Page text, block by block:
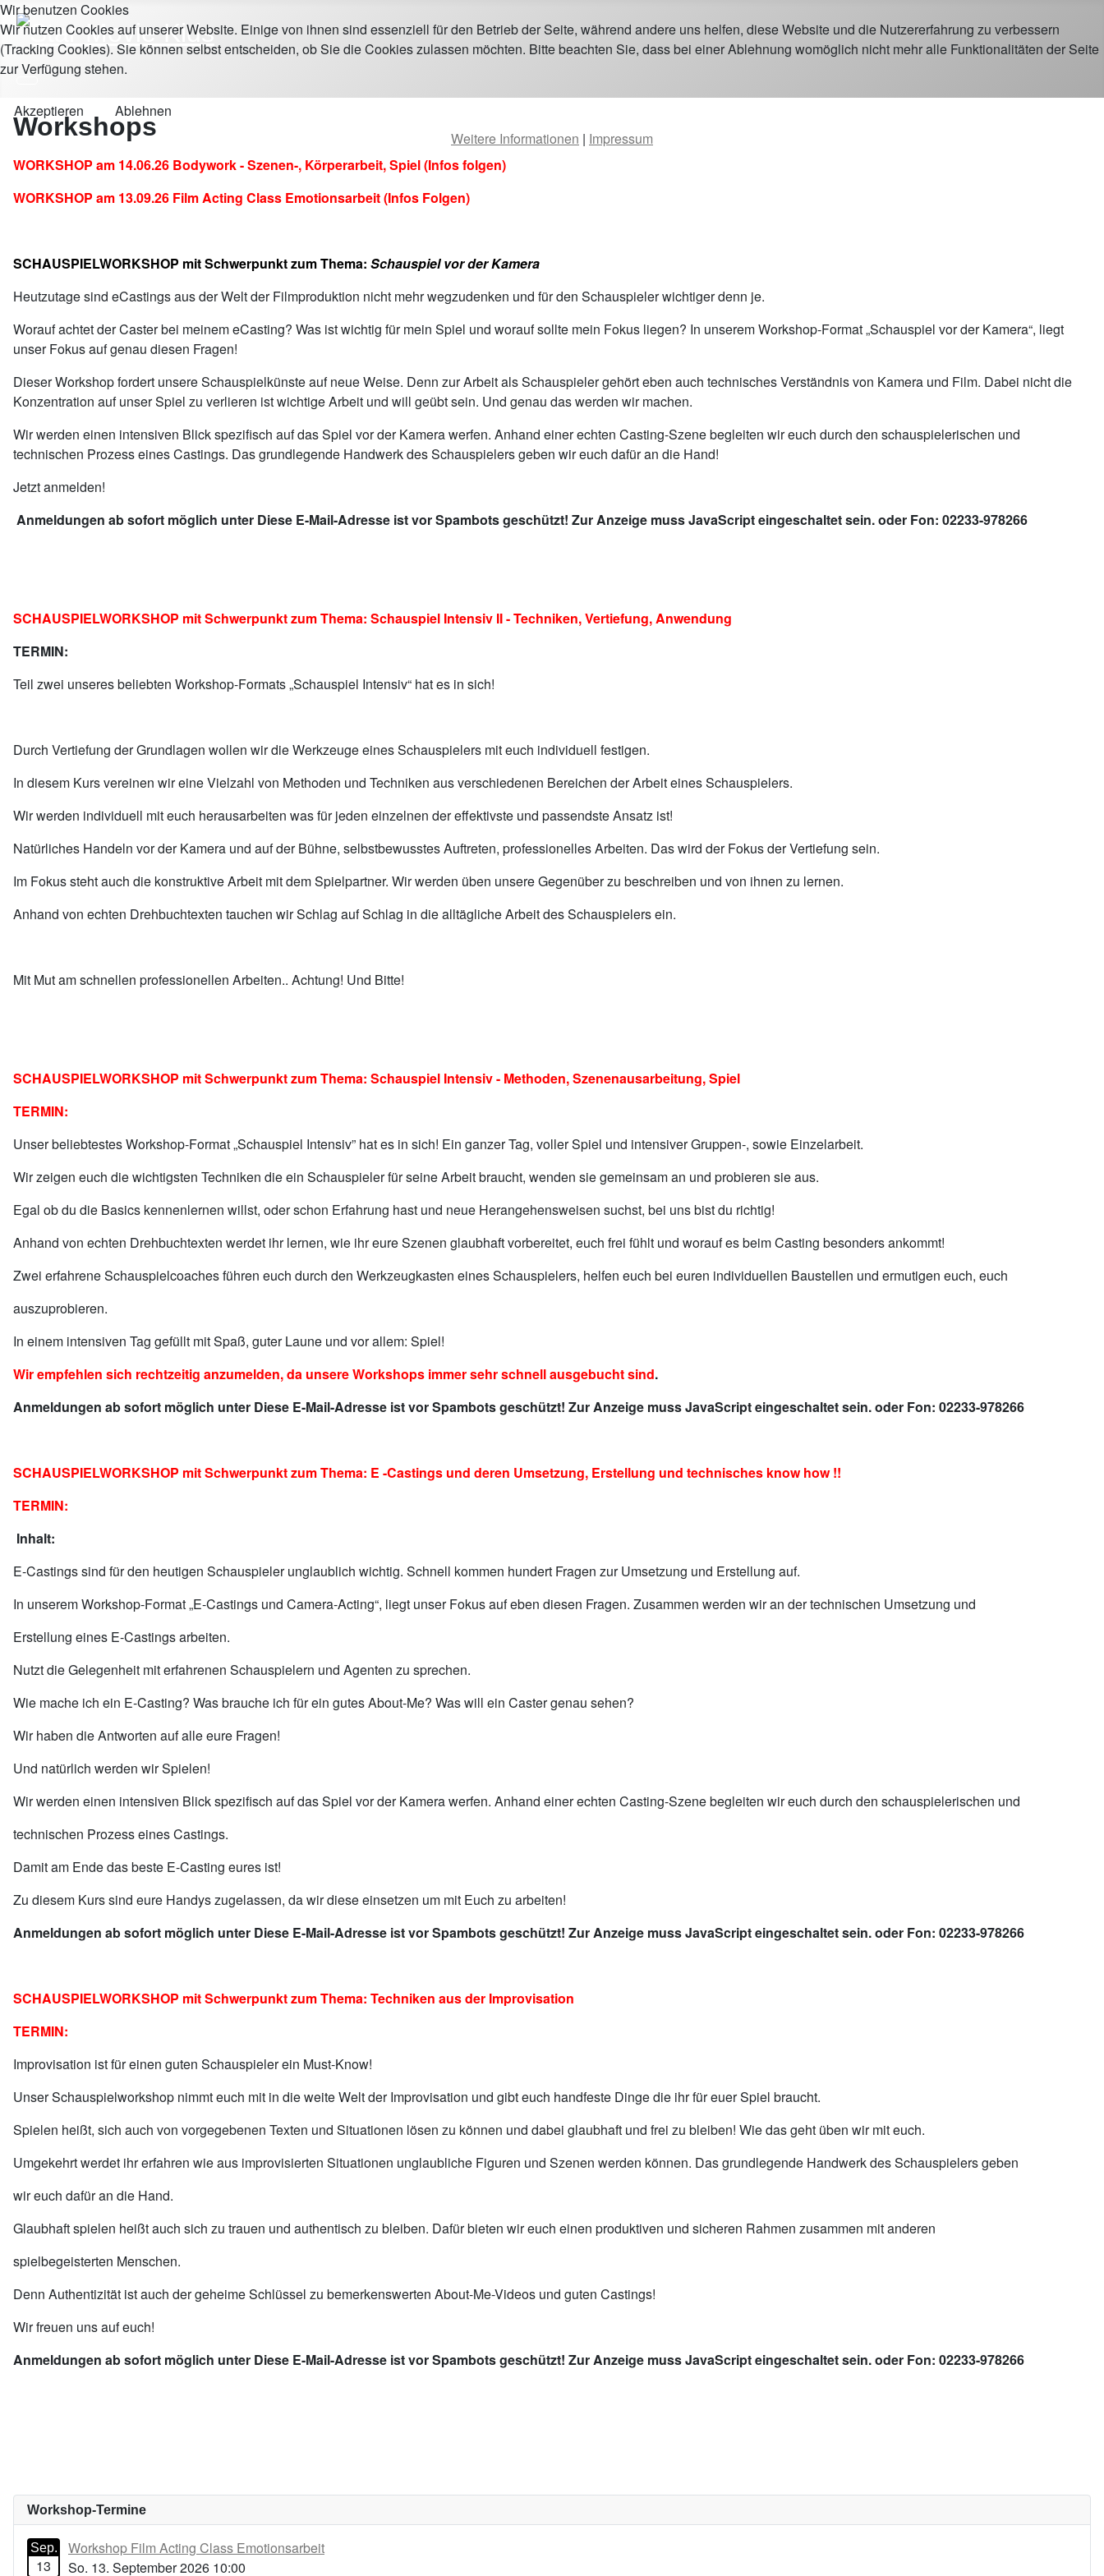
Workshops
WORKSHOP am 14.06.26 Bodywork - Szenen-, Körperarbeit, Spiel (Infos folgen)
WORKSHOP am 13.09.26 Film Acting Class Emotionsarbeit (Infos Folgen)
SCHAUSPIELWORKSHOP mit Schwerpunkt zum Thema: Schauspiel vor der Kamera
Heutzutage sind eCastings aus der Welt der Filmproduktion nicht mehr wegzudenken und für den Schauspieler wichtiger denn je.
Worauf achtet der Caster bei meinem eCasting? Was ist wichtig für mein Spiel und worauf sollte mein Fokus liegen? In unserem Workshop-Format „Schauspiel vor der Kamera“, liegt
unser Fokus auf genau diesen Fragen!
Dieser Workshop fordert unsere Schauspielkünste auf neue Weise. Denn zur Arbeit als Schauspieler gehört eben auch technisches Verständnis von Kamera und Film. Dabei nicht die
Konzentration auf unser Spiel zu verlieren ist wichtige Arbeit und will geübt sein. Und genau das werden wir machen.
Wir werden einen intensiven Blick spezifisch auf das Spiel vor der Kamera werfen. Anhand einer echten Casting-Szene begleiten wir euch durch den schauspielerischen und
technischen Prozess eines Castings. Das grundlegende Handwerk des Schauspielers geben wir euch dafür an die Hand!
Jetzt anmelden!
Anmeldungen ab sofort möglich unter Diese E-Mail-Adresse ist vor Spambots geschützt! Zur Anzeige muss JavaScript eingeschaltet sein.oder Fon: 02233-978266
SCHAUSPIELWORKSHOP mit Schwerpunkt zum Thema: Schauspiel Intensiv II - Techniken, Vertiefung, Anwendung
TERMIN:
Teil zwei unseres beliebten Workshop-Formats „Schauspiel Intensiv“ hat es in sich!
Durch Vertiefung der Grundlagen wollen wir die Werkzeuge eines Schauspielers mit euch individuell festigen.
In diesem Kurs vereinen wir eine Vielzahl von Methoden und Techniken aus verschiedenen Bereichen der Arbeit eines Schauspielers.
Wir werden individuell mit euch herausarbeiten was für jeden einzelnen der effektivste und passendste Ansatz ist!
Natürliches Handeln vor der Kamera und auf der Bühne, selbstbewusstes Auftreten, professionelles Arbeiten. Das wird der Fokus der Vertiefung sein.
Im Fokus steht auch die konstruktive Arbeit mit dem Spielpartner. Wir werden üben unsere Gegenüber zu beschreiben und von ihnen zu lernen.
Anhand von echten Drehbuchtexten tauchen wir Schlag auf Schlag in die alltägliche Arbeit des Schauspielers ein.
Mit Mut am schnellen professionellen Arbeiten.. Achtung! Und Bitte!
SCHAUSPIELWORKSHOP mit Schwerpunkt zum Thema: Schauspiel Intensiv - Methoden, Szenenausarbeitung, Spiel
TERMIN:
Unser beliebtestes Workshop-Format „Schauspiel Intensiv” hat es in sich! Ein ganzer Tag, voller Spiel und intensiver Gruppen-, sowie Einzelarbeit.
Wir zeigen euch die wichtigsten Techniken die ein Schauspieler für seine Arbeit braucht, wenden sie gemeinsam an und probieren sie aus.
Egal ob du die Basics kennenlernen willst, oder schon Erfahrung hast und neue Herangehensweisen suchst, bei uns bist du richtig!
Anhand von echten Drehbuchtexten werdet ihr lernen, wie ihr eure Szenen glaubhaft vorbereitet, euch frei fühlt und worauf es beim Casting besonders ankommt!
Zwei erfahrene Schauspielcoaches führen euch durch den Werkzeugkasten eines Schauspielers, helfen euch bei euren individuellen Baustellen und ermutigen euch, euch
auszuprobieren.
In einem intensiven Tag gefüllt mit Spaß, guter Laune und vor allem: Spiel!
Wir empfehlen sich rechtzeitig anzumelden, da unsere Workshops immer sehr schnell ausgebucht sind.
Anmeldungen ab sofort möglich unter Diese E-Mail-Adresse ist vor Spambots geschützt! Zur Anzeige muss JavaScript eingeschaltet sein.oder Fon: 02233-978266
SCHAUSPIELWORKSHOP mit Schwerpunkt zum Thema: E -Castings und deren Umsetzung, Erstellung und technisches know how !!
TERMIN:
Inhalt:
E-Castings sind für den heutigen Schauspieler unglaublich wichtig. Schnell kommen hundert Fragen zur Umsetzung und Erstellung auf.
In unserem Workshop-Format „E-Castings und Camera-Acting“, liegt unser Fokus auf eben diesen Fragen. Zusammen werden wir an der technischen Umsetzung und
Erstellung eines E-Castings arbeiten.
Nutzt die Gelegenheit mit erfahrenen Schauspielern und Agenten zu sprechen.
Wie mache ich ein E-Casting? Was brauche ich für ein gutes About-Me? Was will ein Caster genau sehen?
Wir haben die Antworten auf alle eure Fragen!
Und natürlich werden wir Spielen!
Wir werden einen intensiven Blick spezifisch auf das Spiel vor der Kamera werfen. Anhand einer echten Casting-Szene begleiten wir euch durch den schauspielerischen und
technischen Prozess eines Castings.
Damit am Ende das beste E-Casting eures ist!
Zu diesem Kurs sind eure Handys zugelassen, da wir diese einsetzen um mit Euch zu arbeiten!
Anmeldungen ab sofort möglich unter Diese E-Mail-Adresse ist vor Spambots geschützt! Zur Anzeige muss JavaScript eingeschaltet sein.oder Fon: 02233-978266
SCHAUSPIELWORKSHOP mit Schwerpunkt zum Thema: Techniken aus der Improvisation
TERMIN:
Improvisation ist für einen guten Schauspieler ein Must-Know!
Unser Schauspielworkshop nimmt euch mit in die weite Welt der Improvisation und gibt euch handfeste Dinge die ihr für euer Spiel braucht.
Spielen heißt, sich auch von vorgegebenen Texten und Situationen lösen zu können und dabei glaubhaft und frei zu bleiben! Wie das geht üben wir mit euch.
Umgekehrt werdet ihr erfahren wie aus improvisierten Situationen unglaubliche Figuren und Szenen werden können. Das grundlegende Handwerk des Schauspielers geben
wir euch dafür an die Hand.
Glaubhaft spielen heißt auch sich zu trauen und authentisch zu bleiben. Dafür bieten wir euch einen produktiven und sicheren Rahmen zusammen mit anderen
spielbegeisterten Menschen.
Denn Authentizität ist auch der geheime Schlüssel zu bemerkenswerten About-Me-Videos und guten Castings!
Wir freuen uns auf euch!
Anmeldungen ab sofort möglich unter Diese E-Mail-Adresse ist vor Spambots geschützt! Zur Anzeige muss JavaScript eingeschaltet sein.oder Fon: 02233-978266
Workshop-Termine
Sep.
13
Workshop Film Acting Class Emotionsarbeit
So. 13. September 2026 10:00
Wir benutzen Cookies
Wir nutzen Cookies auf unserer Website. Einige von ihnen sind essenziell für den Betrieb der Seite, während andere uns helfen, diese Website und die Nutzererfahrung zu verbessern
(Tracking Cookies). Sie können selbst entscheiden, ob Sie die Cookies zulassen möchten. Bitte beachten Sie, dass bei einer Ablehnung womöglich nicht mehr alle Funktionalitäten der Seite
zur Verfügung stehen.
Akzeptieren
Ablehnen
Weitere Informationen | Impressum